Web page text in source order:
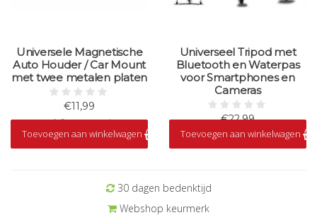
Universele Magnetische
Auto Houder / Car Mount
met twee metalen platen
€11,99
Op voorraad
Toevoegen aan winkelwagen
Universeel Tripod met
Bluetooth en Waterpas
voor Smartphones en
Cameras
€22,99
Op voorraad
Toevoegen aan winkelwagen
30 dagen bedenktijd
Webshop keurmerk